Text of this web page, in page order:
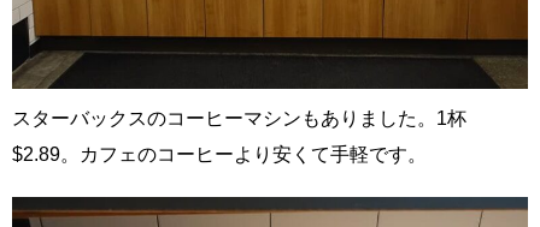
スターバックスのコーヒーマシンもありました。1杯
$2.89。カフェのコーヒーより安くて手軽です。